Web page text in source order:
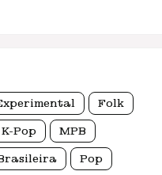
Folk
K-Pop MPB
Pop